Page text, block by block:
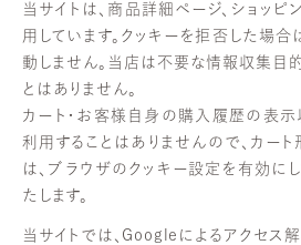
当サイトは、商品詳細ページ、ショッピ
用しています。クッキーを拒否した場合
動しません。当店は不要な情報収集目
とはありません。
カート・お客様自身の購入履歴の表
利用することはありませんので、カー
は、ブラウザのクッキー設定を有効に
たします。
当サイトでは、Googleによるアクセス